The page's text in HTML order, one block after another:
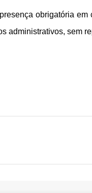
obrigatória
administrativos, sem